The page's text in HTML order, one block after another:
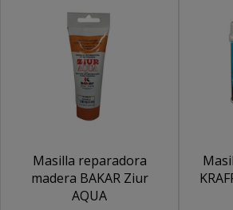
Masilla reparadora
madera BAKAR Ziur
AQUA